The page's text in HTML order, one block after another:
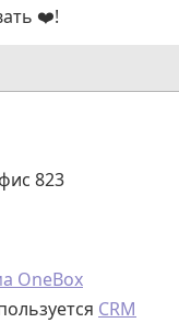
❤️!
823
OneBox
CRM